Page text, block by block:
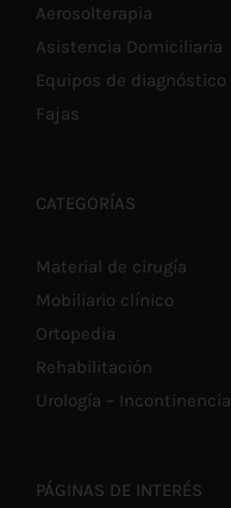
Aerosolterapia
Asistencia Domiciliaria
Equipos de diagnóstico
Fajas
CATEGORÍAS
Material de cirugía
Mobiliario clínico
Ortopedia
Rehabilitación
Urología – Incontinencia
PÁGINAS DE INTERÉS